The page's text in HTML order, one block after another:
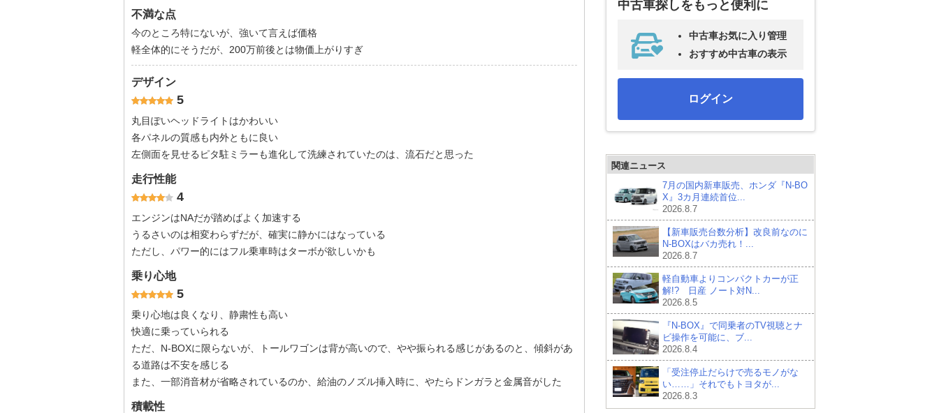
不満な点
今のところ特にないが、強いて言えば価格
軽全体的にそうだが、200万前後とは物価上がりすぎ
デザイン
5
丸目ぽいヘッドライトはかわいい
各パネルの質感も内外ともに良い
左側面を見せるピタ駐ミラーも進化して洗練されていたのは、流石だと思った
走行性能
4
エンジンはNAだが踏めばよく加速する
うるさいのは相変わらずだが、確実に静かにはなっている
ただし、パワー的にはフル乗車時はターボが欲しいかも
乗り心地
5
乗り心地は良くなり、静粛性も高い
快適に乗っていられる
ただ、N-BOXに限らないが、トールワゴンは背が高いので、やや振られる感じがあるのと、傾斜があ
る道路は不安を感じる
また、一部消音材が省略されているのか、給油のノズル挿入時に、やたらドンガラと金属音がした
積載性
中古車探しをもっと便利に
中古車お気に入り管理
おすすめ中古車の表示
ログイン
関連ニュース
7月の国内新車販売、ホンダ『N-BO
X』3カ月連続首位...
2026.8.7
【新車販売台数分析】改良前なのに
N-BOXはバカ売れ！...
2026.8.7
軽自動車よりコンパクトカーが正
解!? 日産 ノート対N...
2026.8.5
『N-BOX』で同乗者のTV視聴とナ
ビ操作を可能に、ブ...
2026.8.4
「受注停止だらけで売るモノがな
い……」それでもトヨタが...
2026.8.3